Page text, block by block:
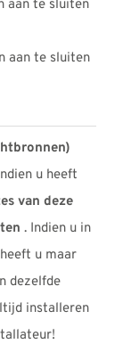
aan te sluiten
aan te sluiten
u heeft
van deze
. Indien u in
u maar
dezelfde
installeren